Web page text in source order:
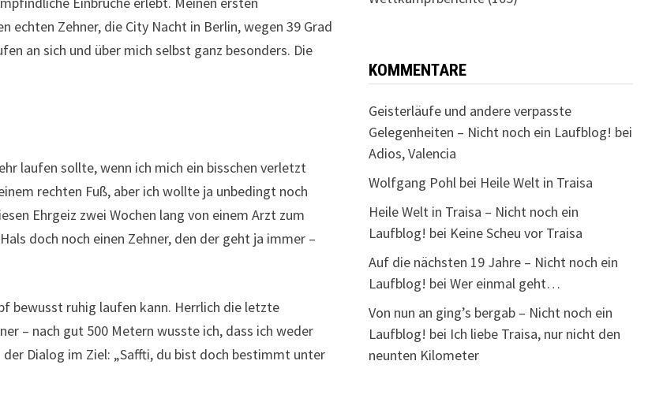
Zehner, die City Nacht in Berlin, wegen 39 Grad
an sich und über mich selbst ganz besonders. Die
laufen sollte, wenn ich mich ein bisschen verletzt
rechten Fuß, aber ich wollte ja unbedingt noch
Ehrgeiz zwei Wochen lang von einem Arzt zum
doch noch einen Zehner, den der geht ja immer –
bewusst ruhig laufen kann. Herrlich die letzte
– nach gut 500 Metern wusste ich, dass ich weder
Dialog im Ziel: „Saffti, du bist doch bestimmt unter
KOMMENTARE
Geisterläufe und andere verpasste
Gelegenheiten – Nicht noch ein Laufblog! bei
Adios, Valencia
Wolfgang Pohlbei Heile Welt in Traisa
Heile Welt in Traisa – Nicht noch ein
Laufblog! bei Keine Scheu vor Traisa
Auf die nächsten 19 Jahre – Nicht noch ein
Laufblog! bei Wer einmal geht…
Von nun an ging’s bergab – Nicht noch ein
Laufblog! bei Ich liebe Traisa, nur nicht den
neunten Kilometer